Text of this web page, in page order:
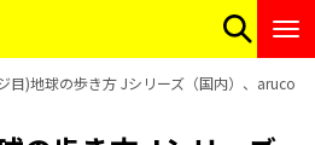
目)地球の歩き方 Jシリーズ（国内）、aruco